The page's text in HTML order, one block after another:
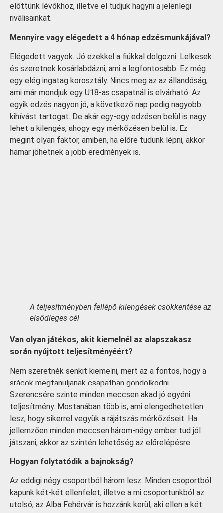
előttünk lévőkhöz, illetve el tudjuk hagyni a jelenlegi
riválisainkat.
Mennyire vagy elégedett a 4 hónap edzésmunkájával?
Elégedett vagyok. Jó ezekkel a fiúkkal dolgozni. Lelkesek
és szeretnek kosárlabdázni, ami a legfontosabb. Ez még
egy elég ingatag korosztály. Nincs meg az az állandóság,
ami már mondjuk egy U18-as csapatnál is elvárható. Az
egyik edzés nagyon jó, a következő nap pedig nagyobb
kihívást tartogat. De akár egy-egy edzésen belül is nagy
lehet a kilengés, ahogy egy mérkőzésen belül is. Ez
megint olyan faktor, amiben, ha előre tudunk lépni, akkor
hamar jöhetnek a jobb eredmények is.
A teljesítményben fellépő kilengések csökkentése az
elsődleges cél
Van olyan játékos, akit kiemelnél az alapszakasz
során nyújtott teljesítményéért?
Nem szeretnék senkit kiemelni, mert az a fontos, hogy a
srácok megtanuljanak csapatban gondolkodni.
Szerencsére szinte minden meccsen akad jó egyéni
teljesítmény. Mostanában több is, ami elengedhetetlen
lesz, hogy sikerrel vegyük a rájátszás mérkőzéseit. Ha
jellemzően minden meccsen három-négy ember tud jól
játszani, akkor az szintén lehetőség az előrelépésre.
Hogyan folytatódik a bajnokság?
Az eddigi négy csoportból három lesz. Minden csoportból
kapunk két-két ellenfelet, illetve a mi csoportunkból az
utolsó, az Alba Fehérvár is hozzánk kerül, aki ellen a két